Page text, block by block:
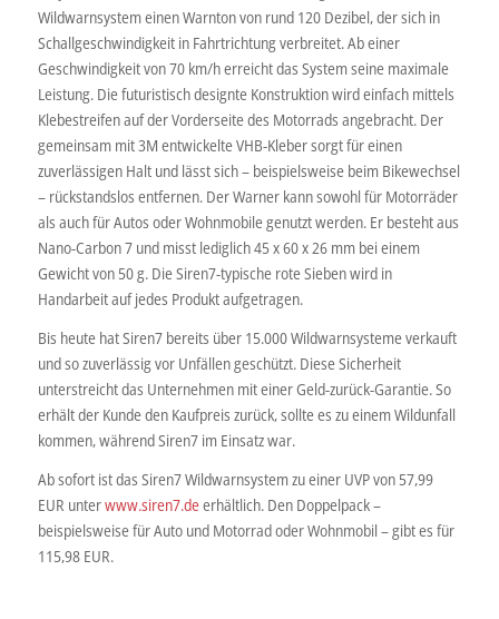
Wildwarnsystem einen Warnton von rund 120 Dezibel, der sich in
Schallgeschwindigkeit in Fahrtrichtung verbreitet. Ab einer
Geschwindigkeit von 70 km/h erreicht das System seine maximale
Leistung. Die futuristisch designte Konstruktion wird einfach mittels
Klebestreifen auf der Vorderseite des Motorrads angebracht. Der
gemeinsam mit 3M entwickelte VHB-Kleber sorgt für einen
zuverlässigen Halt und lässt sich – beispielsweise beim Bikewechsel
– rückstandslos entfernen. Der Warner kann sowohl für Motorräder
als auch für Autos oder Wohnmobile genutzt werden. Er besteht aus
Nano-Carbon 7 und misst lediglich 45 x 60 x 26 mm bei einem
Gewicht von 50 g. Die Siren7-typische rote Sieben wird in
Handarbeit auf jedes Produkt aufgetragen.
Bis heute hat Siren7 bereits über 15.000 Wildwarnsysteme verkauft
und so zuverlässig vor Unfällen geschützt. Diese Sicherheit
unterstreicht das Unternehmen mit einer Geld-zurück-Garantie. So
erhält der Kunde den Kaufpreis zurück, sollte es zu einem Wildunfall
kommen, während Siren7 im Einsatz war.
Ab sofort ist das Siren7 Wildwarnsystem zu einer UVP von 57,99
EUR unterwww.siren7.deerhältlich. Den Doppelpack –
beispielsweise für Auto und Motorrad oder Wohnmobil – gibt es für
115,98 EUR.